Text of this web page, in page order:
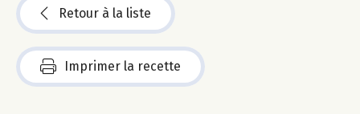
Retour à la liste
Imprimer la recette